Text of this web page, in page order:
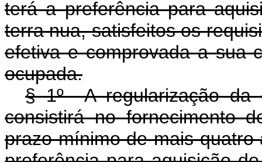
terá a preferência para
terra nua, satisfeitos os
efetiva e comprovada a sua
ocupada.
§ 1º A regularização da
consistirá no fornecimento
prazo mínimo de mais